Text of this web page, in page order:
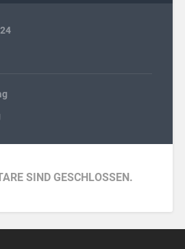
SIND GESCHLOSSEN.